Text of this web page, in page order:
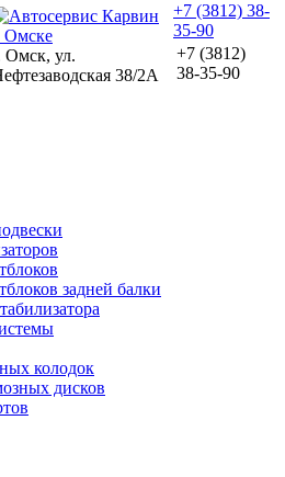
Омск, ул.
38/2А
+7 (3812) 38-
35-90
+7 (3812)
38-35-90
задней балки
колодок
дисков